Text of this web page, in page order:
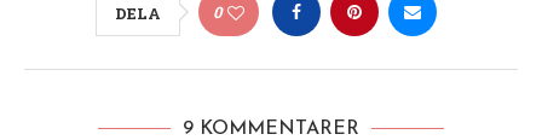
DELA 0
9 KOMMENTARER